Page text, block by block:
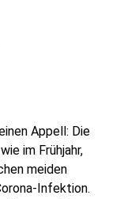
Appell: Die
im Frühjahr,
meiden
Infektion.